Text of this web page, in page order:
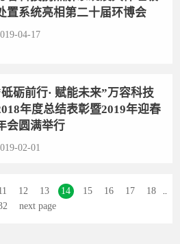
置系统亮相第二十届环博会
04-17
砺前行· 赋能未来”万容科技
年度总结表彰暨2019年迎春
会圆满举行
02-01
12 13 14 15 16 17 18
next page